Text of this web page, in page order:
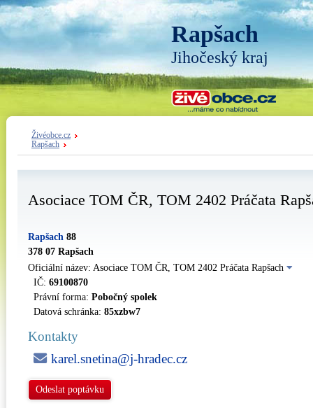
Rapšach
Jihočeský kraj
Živéobce.cz
Rapšach
Asociace TOM ČR, TOM 2402 Práčata
Rapšach 88
378 07 Rapšach
Oficiální název: Asociace TOM ČR, TOM 2402 Práčata Rapšach
IČ: 69100870
Právní forma: Pobočný spolek
Datová schránka: 85xzbw7
Kontakty
karel.snetina@j-hradec.cz
Odeslat poptávku